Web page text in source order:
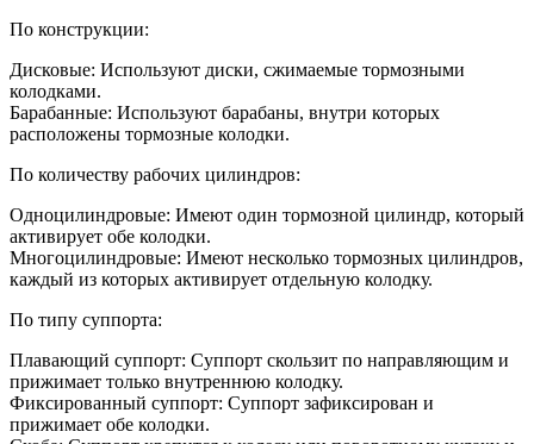
По конструкции:
Дисковые: Используют диски, сжимаемые тормозными
колодками.
Барабанные: Используют барабаны, внутри которых
расположены тормозные колодки.
По количеству рабочих цилиндров:
Одноцилиндровые: Имеют один тормозной цилиндр, который
активирует обе колодки.
Многоцилиндровые: Имеют несколько тормозных цилиндров,
каждый из которых активирует отдельную колодку.
По типу суппорта:
Плавающий суппорт: Суппорт скользит по направляющим и
прижимает только внутреннюю колодку.
Фиксированный суппорт: Суппорт зафиксирован и
прижимает обе колодки.